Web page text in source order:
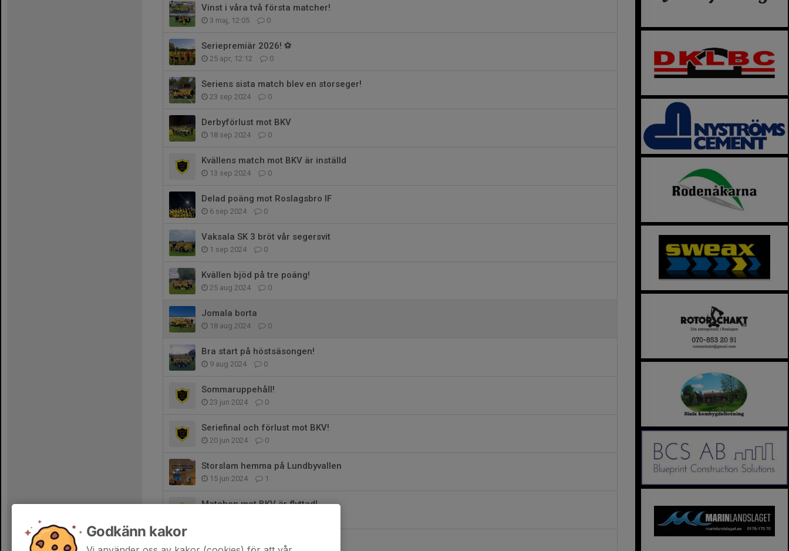
Vinst i våra två första matcher!
3 maj, 12:05 0
Seriepremiär 2026! ⚽️
25 apr, 12:12 0
Seriens sista match blev en storseger!
23 sep 2024 0
Derbyförlust mot BKV
18 sep 2024 0
Kvällens match mot BKV är inställd
13 sep 2024 0
Delad poäng mot Roslagsbro IF
6 sep 2024 0
Vaksala SK 3 bröt vår segersvit
1 sep 2024 0
Kvällen bjöd på tre poäng!
25 aug 2024 0
Jomala borta
18 aug 2024 0
Bra start på höstsäsongen!
9 aug 2024 0
Sommaruppehåll!
23 jun 2024 0
Seriefinal och förlust mot BKV!
20 jun 2024 0
Storslam hemma på Lundbyvallen
15 jun 2024 1
Matchen mot BKV är flyttad!
Godkänn kakor